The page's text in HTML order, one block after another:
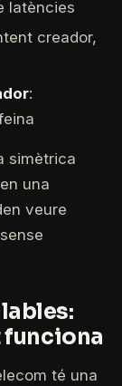
latències
creador,
:
simètrica
una
veure
té una